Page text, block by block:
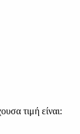
τιμή είναι: